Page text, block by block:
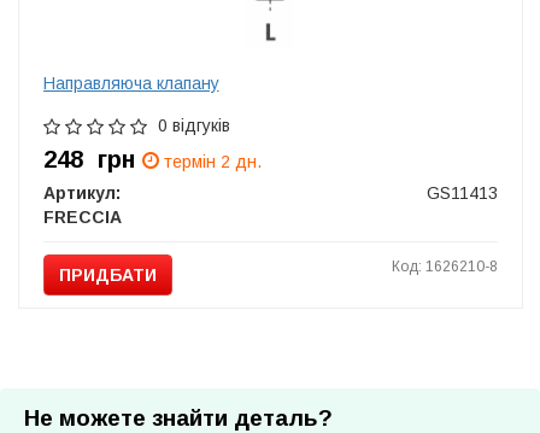
Направляюча клапану
0 відгуків
248 грн
термін 2 дн.
Артикул:
GS11413
FRECCIA
ПРИДБАТИ Код: 1626210-8
Не можете знайти деталь?